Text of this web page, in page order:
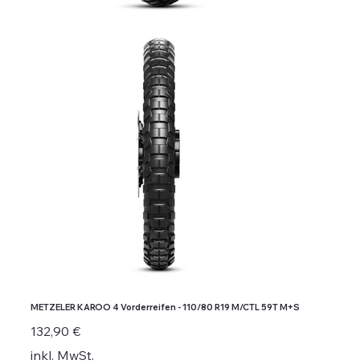
METZELER KAROO 4 Vorderreifen - 110/80 R19 M/CTL 59T M+S
Preis
132,90 €
inkl. MwSt.